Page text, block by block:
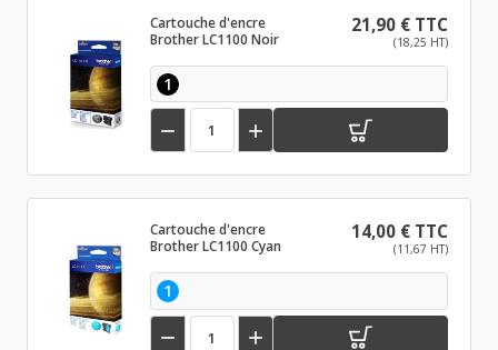
Cartouche d'encre
Brother LC1100 Noir
21,90 € TTC
(18,25 HT)
1
 
Cartouche d'encre
Brother LC1100 Cyan
14,00 € TTC
(11,67 HT)
1
 